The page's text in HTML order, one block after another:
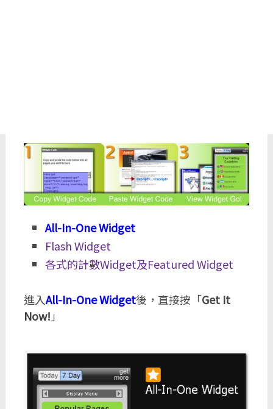
All-In-One Widget
Flash Widget
各式的計數Widget及Featured Widget
進入All-In-One Widget後，直接按「Get It
Now! 」